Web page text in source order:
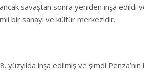
savaştan sonra yeniden inşa edildi
bir sanayi ve kültür merkezidir.
inşa edilmiş ve şimdi Penza’nın